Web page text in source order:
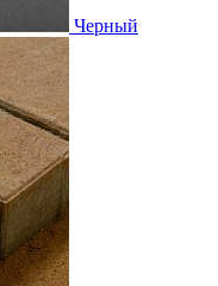
Черный